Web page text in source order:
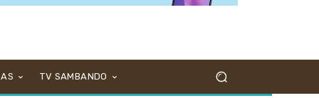
TV SAMBANDO